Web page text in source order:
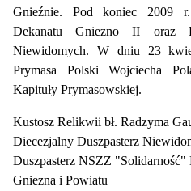
Gnieźnie. Pod koniec 2009 r.
Dekanatu Gniezno II oraz
Niewidomych. W dniu 23
Prymasa Polski Wojciecha
Kapituły Prymasowskiej.
Kustosz Relikwii bł. Radzyma
Diecezjalny Duszpasterz
Duszpasterz NSZZ
Gniezna i Powiatu